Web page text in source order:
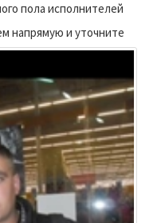
пола исполнителей
напрямую и уточните